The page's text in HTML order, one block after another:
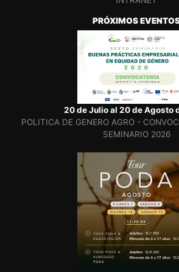
PRÓXIMOS
20 de Julio al 20 de Agosto
POLITICA DE GENERO AGRO -
SEMINARIO 2026